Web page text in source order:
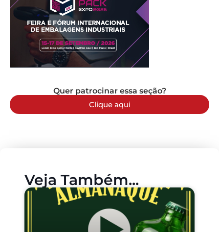
Quer patrocinar essa seção?
Clique aqui
Veja Também...